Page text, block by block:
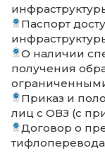
КИУ
База данных
(ACM) Digital
среда и
(Доступно
Базы